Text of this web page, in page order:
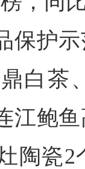
保护
白茶
江鲍
陶瓷